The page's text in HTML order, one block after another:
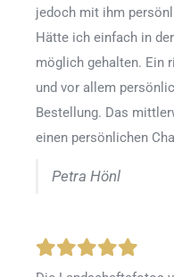
jedoch mit ihm
Hätte ich einfach in
möglich gehalten. Ein
und vor allem
Bestellung. Das
einen persönlichen
Petra Hönl